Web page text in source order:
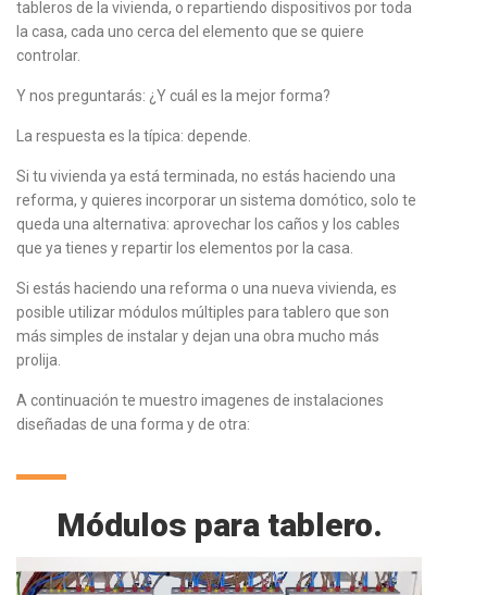
tableros de la vivienda, o repartiendo dispositivos por toda
la casa, cada uno cerca del elemento que se quiere
controlar.
Y nos preguntarás: ¿Y cuál es la mejor forma?
La respuesta es la típica: depende.
Si tu vivienda ya está terminada, no estás haciendo una
reforma, y quieres incorporar un sistema domótico, solo te
queda una alternativa: aprovechar los caños y los cables
que ya tienes y repartir los elementos por la casa.
Si estás haciendo una reforma o una nueva vivienda, es
posible utilizar módulos múltiples para tablero que son
más simples de instalar y dejan una obra mucho más
prolija.
A continuación te muestro imagenes de instalaciones
diseñadas de una forma y de otra:
Módulos para tablero.